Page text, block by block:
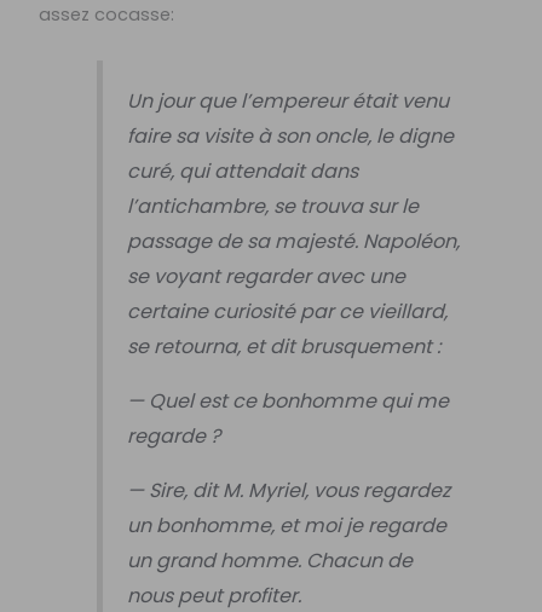
assez cocasse:
Un jour que l’empereur était venu
faire sa visite à son oncle, le digne
curé, qui attendait dans
l’antichambre, se trouva sur le
passage de sa majesté. Napoléon,
se voyant regarder avec une
certaine curiosité par ce vieillard,
se retourna, et dit brusquement :
— Quel est ce bonhomme qui me
regarde ?
— Sire, dit M. Myriel, vous regardez
un bonhomme, et moi je regarde
un grand homme. Chacun de
nous peut profiter.